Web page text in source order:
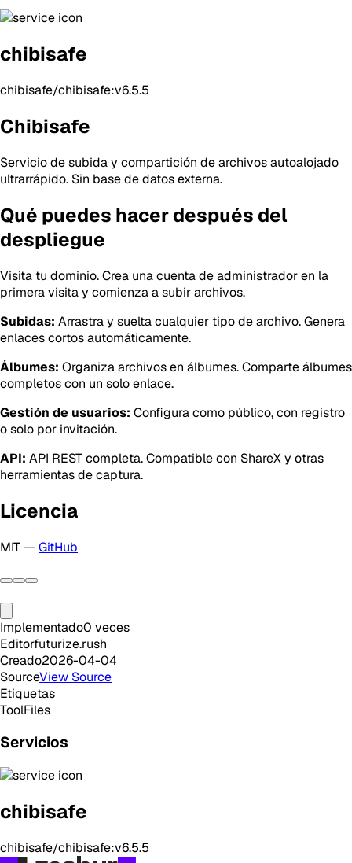
chibisafe
chibisafe/chibisafe:v6.5.5
Chibisafe
Servicio de subida y compartición de archivos autoalojado
ultrarrápido. Sin base de datos externa.
Qué puedes hacer después del
despliegue
Visita tu dominio. Crea una cuenta de administrador en la
primera visita y comienza a subir archivos.
Subidas: Arrastra y suelta cualquier tipo de archivo. Genera
enlaces cortos automáticamente.
Álbumes: Organiza archivos en álbumes. Comparte álbumes
completos con un solo enlace.
Gestión de usuarios: Configura como público, con registro
o solo por invitación.
API: API REST completa. Compatible con ShareX y otras
herramientas de captura.
Licencia
MIT — GitHub
Implementado0 veces
Editorfuturize.rush
Creado2026-04-04
SourceView Source
Etiquetas
ToolFiles
Servicios
chibisafe
chibisafe/chibisafe:v6.5.5